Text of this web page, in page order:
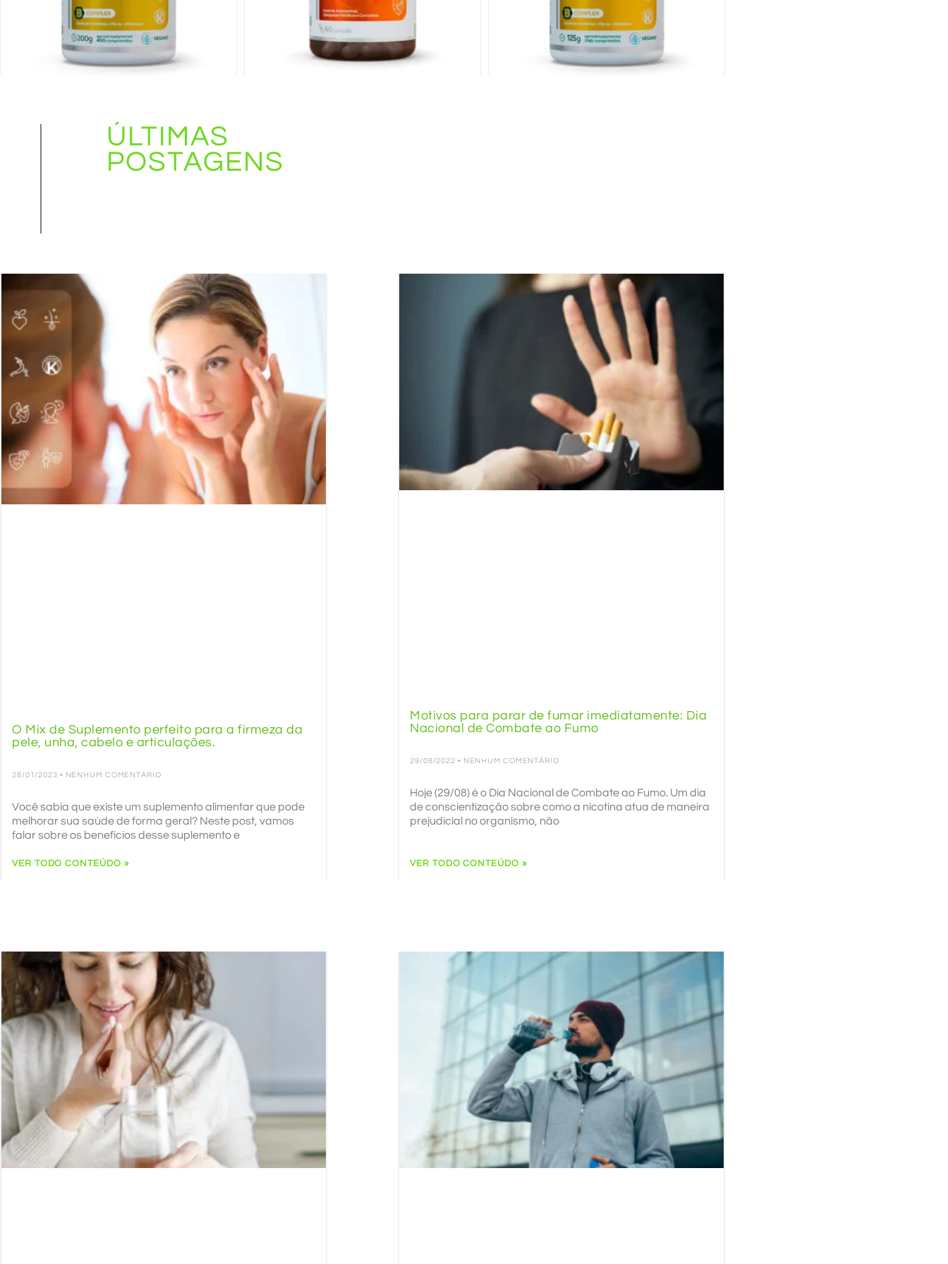
ÚLTIMAS
POSTAGENS
O Mix de Suplemento perfeito para a firmeza da
pele, unha, cabelo e articulações.
28/01/2023 NENHUM COMENTÁRIO
Você sabia que existe um suplemento alimentar que pode
melhorar sua saúde de forma geral? Neste post, vamos
falar sobre os benefícios desse suplemento e
VER TODO CONTEÚDO »
Motivos para parar de fumar imediatamente: Dia
Nacional de Combate ao Fumo
29/08/2022 NENHUM COMENTÁRIO
Hoje (29/08) é o Dia Nacional de Combate ao Fumo. Um dia
de conscientização sobre como a nicotina atua de maneira
prejudicial no organismo, não
VER TODO CONTEÚDO »